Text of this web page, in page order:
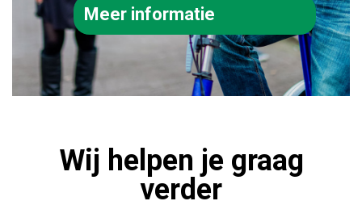
Meer informatie
Wij helpen je graag
verder